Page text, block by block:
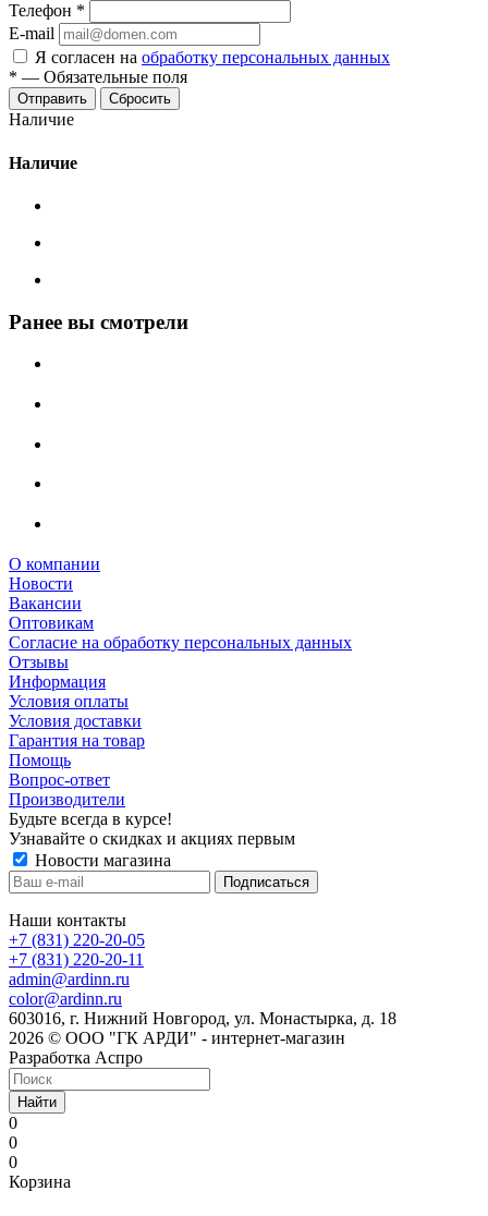
Телефон *
E-mail
Я согласен на обработку персональных данных
* — Обязательные поля
Сбросить
Наличие
Наличие
Ранее вы смотрели
О компании
Новости
Вакансии
Оптовикам
Cогласие на обработку персональных данных
Отзывы
Информация
Условия оплаты
Условия доставки
Гарантия на товар
Помощь
Вопрос-ответ
Производители
Будьте всегда в курсе!
Узнавайте о скидках и акциях первым
Новости магазина
Наши контакты
+7 (831) 220-20-05
+7 (831) 220-20-11
admin@ardinn.ru
color@ardinn.ru
603016, г. Нижний Новгород, ул. Монастырка, д. 18
2026 © ООО "ГК АРДИ" - интернет-магазин
Разработка Аспро
Найти
0
0
0
Корзина